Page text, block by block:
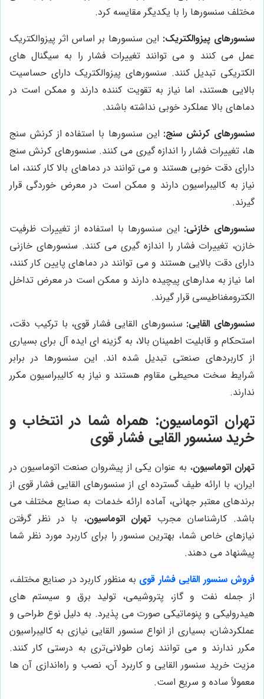
مختلف سنسورها را با یکدیگر مقایسه کرد.
سنسورهای پیزوالکتریک: این سنسورها بر اساس اثر پیزوالکتریک
عمل می کنند و می توانند تغییرات فشار را به سیگنال های
الکتریکی تبدیل کنند. سنسورهای پیزوالکتریک دارای حساسیت
بالایی هستند، اما نیاز به تقویت کننده دارند و ممکن است در
دماهای بالا عملکرد خوبی نداشته باشند.
سنسورهای کرنش سنج: این سنسورها با استفاده از کرنش سنج
ها، تغییرات فشار را اندازه گیری می کنند. سنسورهای کرنش سنج
دارای دقت خوبی هستند و می توانند در دماهای بالا کار کنند، اما
نیاز به کالیبراسیون دارند و ممکن است در معرض خوردگی قرار
گیرند.
سنسورهای خازنی: این سنسورها با استفاده از تغییرات ظرفیت
خازن، تغییرات فشار را اندازه گیری می کنند. سنسورهای خازنی
دارای دقت بالایی هستند و می توانند در دماهای پایین کار کنند،
اما نیاز به مدارهای پیچیده دارند و ممکن است در معرض تداخل
الکترومغناطیسی قرار گیرند.
سنسورهای القایی: سنسورهای القایی فشار قوی، با ترکیب دقت،
استحکام و قابلیت اطمینان بالا، به گزینه ای ایده آل برای بسیاری
از کاربردهای صنعتی تبدیل شده اند. این سنسورها در برابر
شرایط سخت محیطی مقاوم هستند و نیاز به کالیبراسیون مکرر
ندارند.
تهران اتوماسیون: همراه شما در انتخاب و
خرید سنسور القایی فشار قوی
تهران اتوماسیون، به عنوان یکی از پیشروان صنعت اتوماسیون در
ایران، با ارائه طیف گسترده ای از سنسورهای القایی فشار قوی از
برندهای معتبر جهانی، آماده ارائه خدمات به صنایع مختلف می
باشد. کارشناسان مجرب تهران اتوماسیون، با در نظر گرفتن
نیازهای خاص شما، بهترین سنسور را برای کاربرد مورد نظر شما
پیشنهاد می دهند.
فروش سنسور القایی فشار قوی به منظور کاربرد در صنایع مختلف،
از جمله نفت و گاز، پتروشیمی، تولید برق و سیستم های
هیدرولیکی و پنوماتیکی صورت می پذیرد. به دلیل نوع طراحی و
عملکردشان، بسیاری از انواع سنسور القایی نیازی به کالیبراسیون
مکرر ندارند و می توانند زمان طولانی‌تری به درستی کار کنند.
مزیت خرید سنسور القایی و کاربرد آن، نصب و راه‌اندازی آن ها
معمولاً ساده و سریع است.